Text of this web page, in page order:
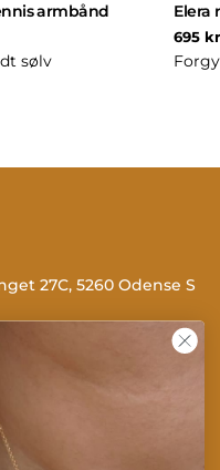
armbånd
sølv
Elera
pris
695
27C, 5260 Odense S
8 - 15:30